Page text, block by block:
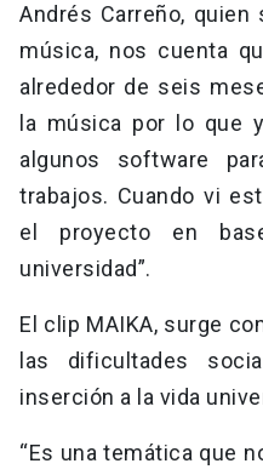
Andrés Carreño,
música, nos cuenta
alrededor de seis
la música por lo que
algunos software
trabajos. Cuando vi
el proyecto en
universidad”.
El clip MAIKA, surge
las dificultades
inserción a la vida
“Es una temática que